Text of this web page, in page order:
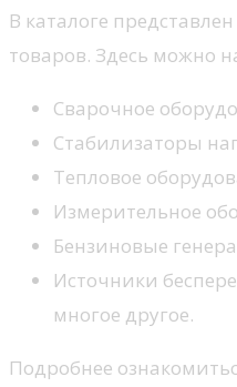
В каталоге
товаров. Здесь можно
Сварочное
Стабилизаторы
Тепловое
Измерительное
Бензиновые
Источники
многое другое.
Подробнее